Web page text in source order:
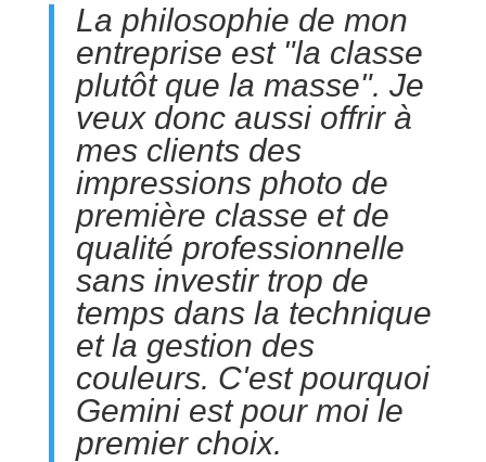
La philosophie de mon
entreprise est "la classe
plutôt que la masse". Je
veux donc aussi offrir à
mes clients des
impressions photo de
première classe et de
qualité professionnelle
sans investir trop de
temps dans la technique
et la gestion des
couleurs. C'est pourquoi
Gemini est pour moi le
premier choix.